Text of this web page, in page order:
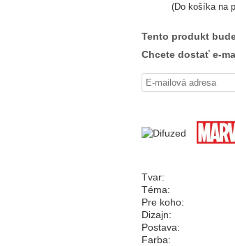
(Do košíka na
Tento produkt
Chcete dostať e-
Tvar:
Téma:
Pre koho:
Dizajn:
Postava:
Farba: